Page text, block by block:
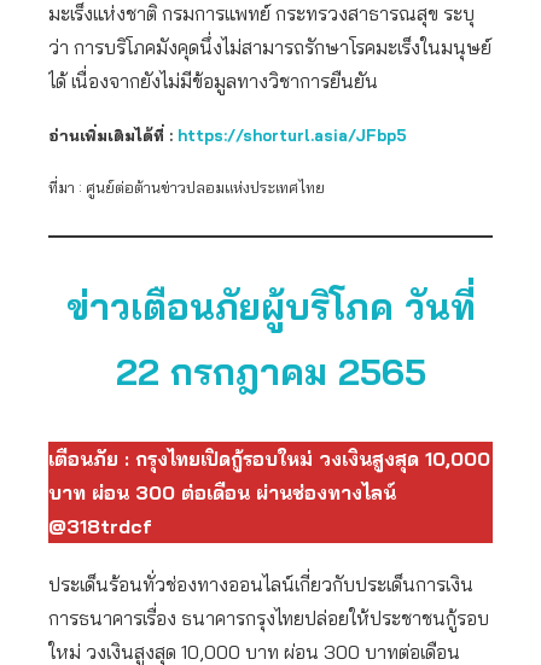
มะเร็งแห่งชาติ กรมการแพทย์ กระทรวงสาธารณสุข ระบุ
ว่า การบริโภคมังคุดนึ่งไม่สามารถรักษาโรคมะเร็งในมนุษย์
ได้ เนื่องจากยังไม่มีข้อมูลทางวิชาการยืนยัน
อ่านเพิ่มเติมได้ที่ : https://shorturl.asia/JFbp5
ที่มา : ศูนย์ต่อต้านข่าวปลอมแห่งประเทศไทย
ข่าวเตือนภัยผู้บริโภค วันที่
22 กรกฎาคม 2565
เตือนภัย : กรุงไทยเปิดกู้รอบใหม่ วงเงินสูงสุด 10,000
บาท ผ่อน 300 ต่อเดือน ผ่านช่องทางไลน์
@318trdcf
ประเด็นร้อนทั่วช่องทางออนไลน์เกี่ยวกับประเด็นการเงิน
การธนาคารเรื่อง ธนาคารกรุงไทยปล่อยให้ประชาชนกู้รอบ
ใหม่ วงเงินสูงสุด 10,000 บาท ผ่อน 300 บาทต่อเดือน